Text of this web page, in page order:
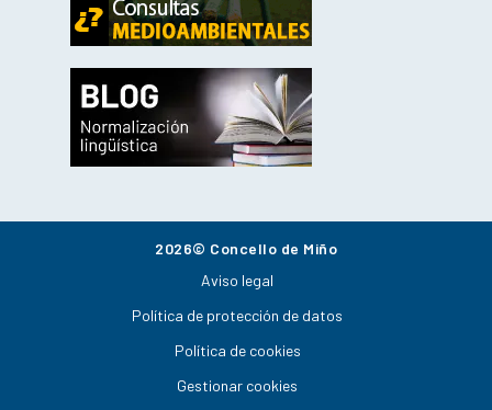
2026© Concello de Miño
Aviso legal
Política de protección de datos
Política de cookies
Gestionar cookies